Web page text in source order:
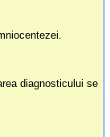
diagnosticului se